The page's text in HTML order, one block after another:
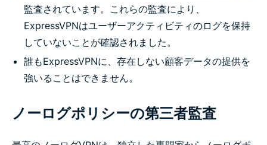
監査されています。これらの監査により、
ExpressVPNはユーザーアクティビティのログを保持
していないことが確認されました。
誰もExpressVPNに、存在しない顧客データの提供を
強いることはできません。
ノーログポリシーの第三者監査